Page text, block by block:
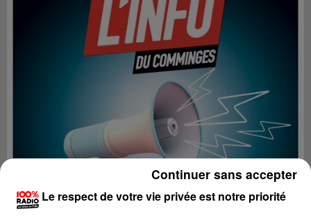
Le respect de votre vie privée est notre priorité
Continuer sans accepter